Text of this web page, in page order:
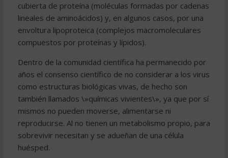
cubierta de proteína (moléculas formadas por cadenas
lineales de aminoácidos) y, en algunos casos, por una
envoltura lipoproteica (complejos macromoleculares
compuestos por proteínas y lípidos).
Dentro de la comunidad científica ha permanecido por
años el consenso científico de no considerar a los virus
como estructuras biológicas vivas, de hecho son
también llamados \»químicas vivientes\», ya que por sí
mismos no pueden moverse, alimentarse ni
reproducirse. Al no tienen un metabolismo propio, para
sobrevivir necesitan y se adueñan de una célula
huésped.